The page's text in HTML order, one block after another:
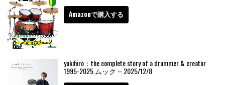
Amazonで購入する
yukihiro：the complete story of a drummer & creator
1995-2025 ムック – 2025/12/8